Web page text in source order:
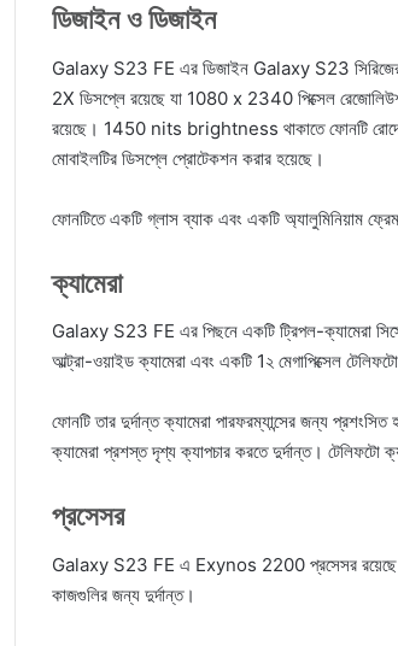
ডিজাইন ও ডিজাইন
Galaxy S23 FE এর ডিজাইন Galaxy S23
2X ডিসপ্লে রয়েছে যা 1080 x 2340 পিক্সেল
রয়েছে। 1450 nits brightness থাকাতে ফোনটি
মোবাইলটির ডিসপ্লে প্রোটেকশন করার হয়েছে।
ফোনটিতে একটি গ্লাস ব্যাক এবং একটি অ্যালুমিনিয়াম
ক্যামেরা
Galaxy S23 FE এর পিছনে একটি ট্রিপল-ক্যামেরা
আল্ট্রা-ওয়াইড ক্যামেরা এবং একটি 1২ মেগাপিক্সেল
ফোনটি তার দুর্দান্ত ক্যামেরা পারফরম্যান্সের জন্য
ক্যামেরা প্রশস্ত দৃশ্য ক্যাপচার করতে দুর্দান্ত। টেলিফটো
প্রসেসর
Galaxy S23 FE এ Exynos 2200 প্রসেসর রয়েছে।
কাজগুলির জন্য দুর্দান্ত।